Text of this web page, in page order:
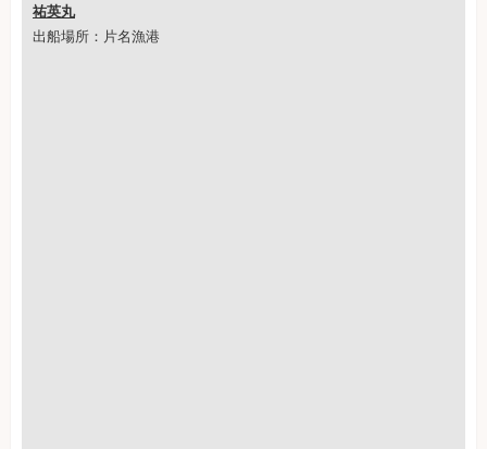
祐英丸
出船場所：片名漁港